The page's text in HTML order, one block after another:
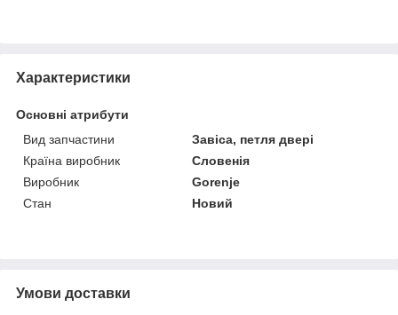
Характеристики
Основні атрибути
Вид запчастини
Завіса, петля двері
Країна виробник
Словенія
Виробник
Gorenje
Стан
Новий
Умови доставки